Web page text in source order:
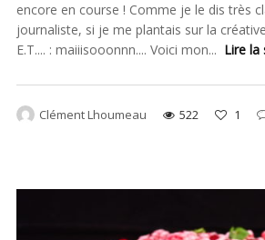
encore en course ! Comme je le dis très
journaliste, si je me plantais sur la
E.T.... : maiiisooonnn.... Voici mon... Lire
Clément Lhoumeau 522 1